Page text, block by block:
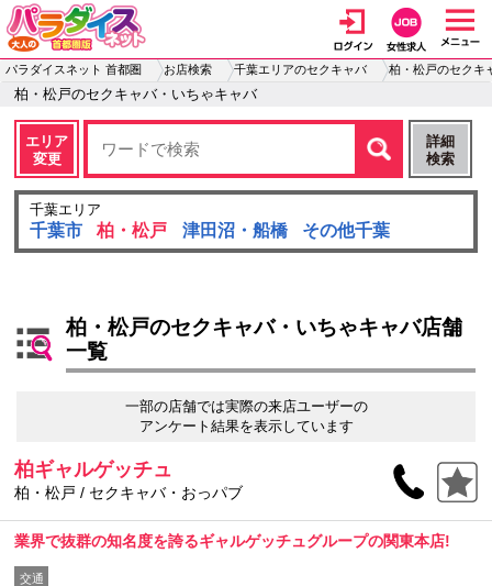
パラダイスネット 首都圏 お店検索 千葉エリアのセクキャバ 柏・松戸のセクキ
柏・松戸のセクキャバ・いちゃキャバ
エリア
変更
詳細
検索
千葉エリア
千葉市 柏・松戸 津田沼・船橋 その他千葉
柏・松戸のセクキャバ・いちゃキャバ店舗
一覧
一部の店舗では実際の来店ユーザーの
アンケート結果を表示しています
柏ギャルゲッチュ
柏・松戸 / セクキャバ・おっパブ
業界で抜群の知名度を誇るギャルゲッチュグループの関東本店!
交通